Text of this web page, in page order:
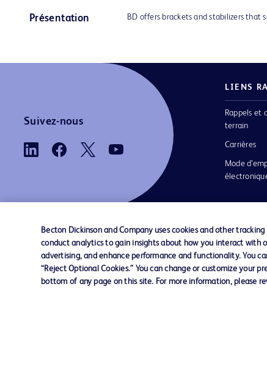
Présentation BD offers brackets and stabilizers that
Suivez-nous
LIENS
Rappels et
terrain
Carrières
Mode
Nous contacter Préférences en matière de
Becton Dickinson and Company uses cookies and other
conduct analytics to gain insights about how you interact with
advertising, and enhance performance and functionality. You
“Reject Optional Cookies.” You can change or customize your
bottom of any page on this site. For more information, please